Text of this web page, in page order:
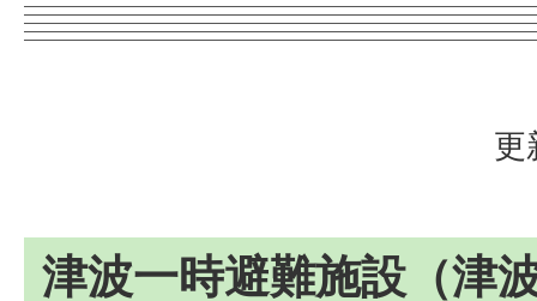
更
津波一時避難施設（津